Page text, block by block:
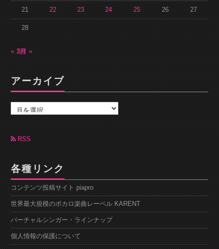
21 22 23 24 25 26 27
28
« 1月3月 »
アーカイブ
カ
ブRSS
各種リンク
コンテンツ投稿サイト piapro
世界最大規模のボカロ楽曲レーベル KARENT
バーチャルシンガー・ラインナップ
個人情報の保護について